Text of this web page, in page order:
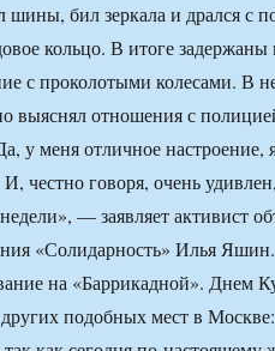
шины, бил зеркала и дрался с
кольцо. В итоге задержаны
с проколотыми колесами.
выяснял отношения с
у меня отличное
честно говоря, очень
— заявляет активист
«Солидарность» Илья
на «Баррикадной». Днем
подобных мест в